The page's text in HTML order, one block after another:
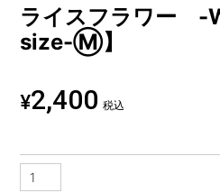
ライスフラワー -
size-Ⓜ】
¥2,400 税込